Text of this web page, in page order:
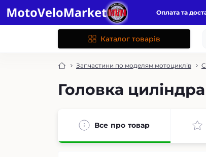
Оплата та
Каталог товарів
Запчастини по моделям мотоциклів
Головка
Все про товар